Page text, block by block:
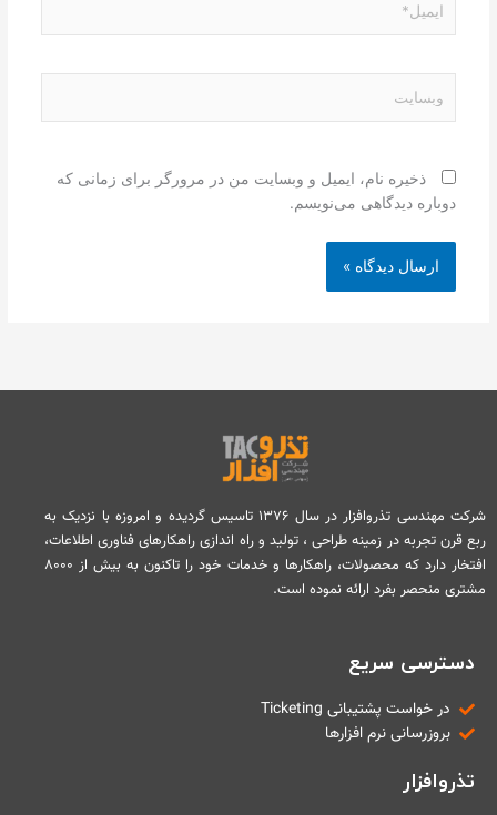
ذخیره نام، ایمیل و وبسایت من در مرورگر برای زمانی که
دوباره دیدگاهی می‌نویسم.
شرکت مهندسی تذروافزار در سال ۱۳۷۶ تاسیس گردیده و امروزه با نزدیک به
ربع قرن تجربه در زمینه طراحی ، تولید و راه اندازی راهکارهای فناوری اطلاعات،
افتخار دارد که محصولات، راهکارها و خدمات خود را تاکنون به بیش از ۸۰۰۰
مشتری منحصر بفرد ارائه نموده است.
دسترسی سریع
در خواست پشتیبانی Ticketing
بروزرسانی نرم افزارها
تذروافزار